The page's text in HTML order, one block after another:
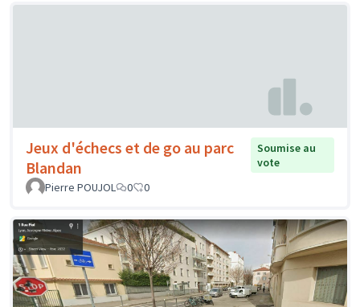
Jeux d'échecs et de go au parc
Blandan
Soumise au
vote
Pierre POUJOL
0 0